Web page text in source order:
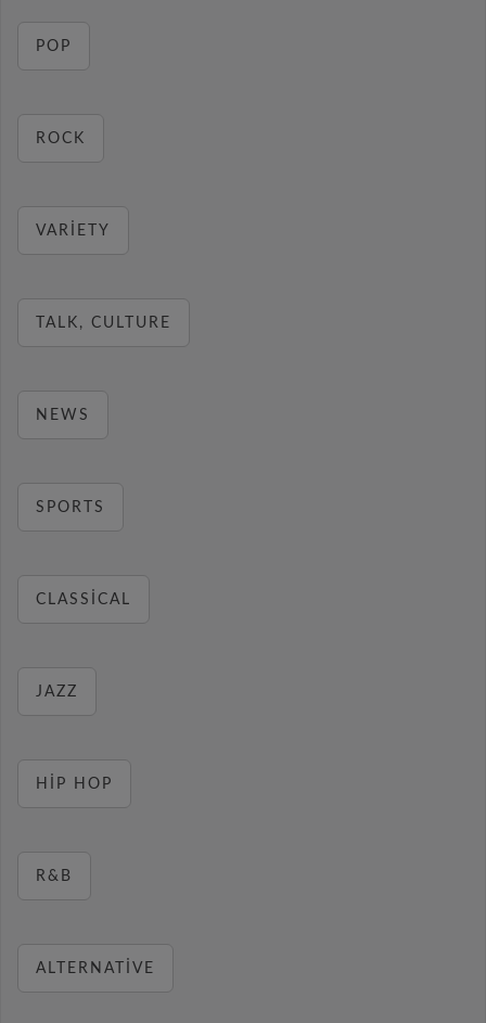
POP
ROCK
VARIETY
TALK, CULTURE
NEWS
SPORTS
CLASSICAL
JAZZ
HIP HOP
R&B
ALTERNATIVE